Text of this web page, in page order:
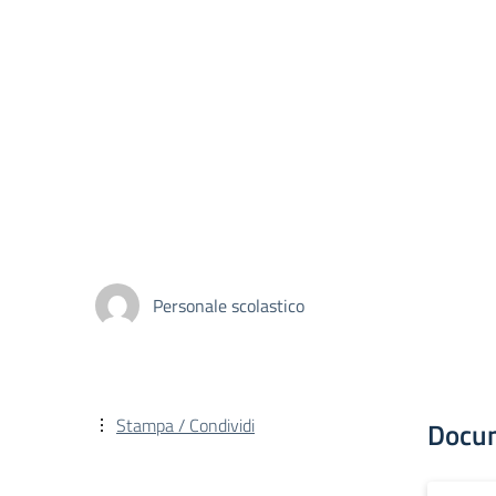
Personale scolastico
Stampa / Condividi